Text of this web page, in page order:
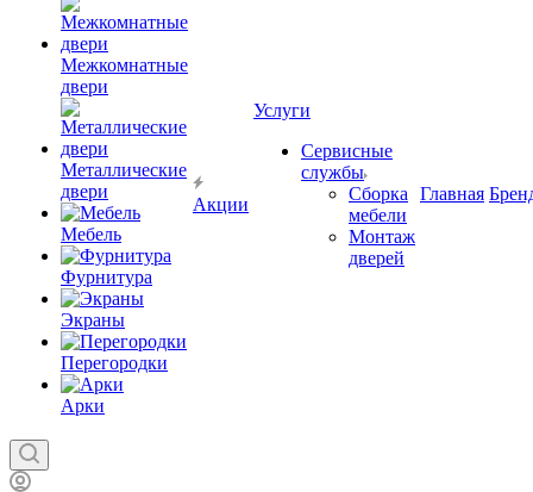
Межкомнатные
двери
Металлические
двери
Мебель
Фурнитура
Экраны
Перегородки
Арки
Акции
Услуги
Сервисные
службы
Сборка
мебели
Монтаж
дверей
Главная